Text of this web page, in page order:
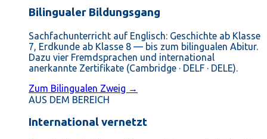
Bilingualer Bildungsgang
Sachfachunterricht auf Englisch: Geschichte ab Klasse
7, Erdkunde ab Klasse 8 — bis zum bilingualen Abitur.
Dazu vier Fremdsprachen und international
anerkannte Zertifikate (Cambridge · DELF · DELE).
Zum Bilingualen Zweig →
AUS DEM BEREICH
International vernetzt